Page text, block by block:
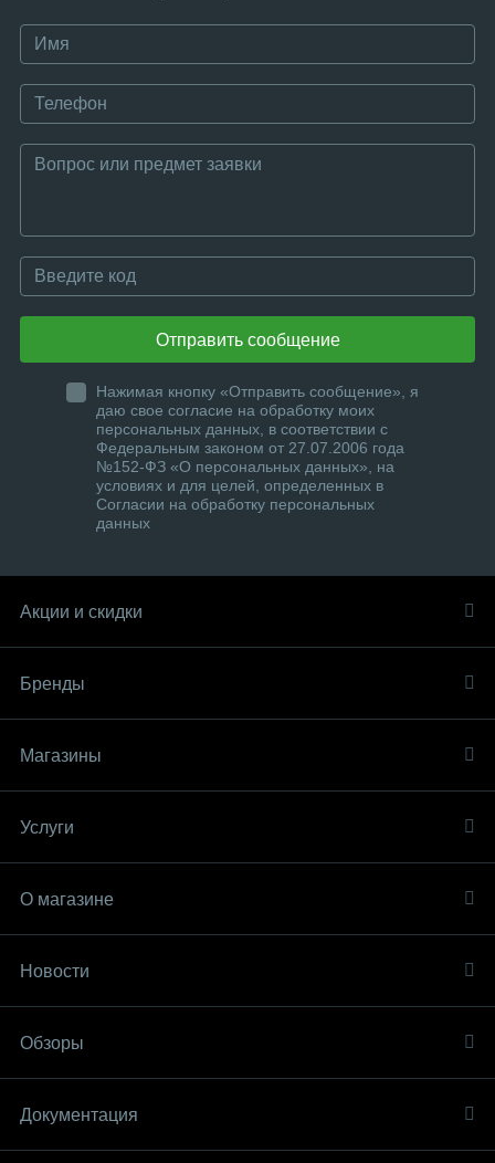
Отправить сообщение
Нажимая кнопку «Отправить сообщение», я
даю свое согласие на обработку моих
персональных данных, в соответствии с
Федеральным законом от 27.07.2006 года
№152-ФЗ «О персональных данных», на
условиях и для целей, определенных в
Согласии на обработку персональных
данных
Акции и скидки
Бренды
Магазины
Услуги
О магазине
Новости
Обзоры
Документация